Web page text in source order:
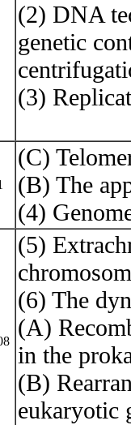
(2) DNA
genetic
(3)
(C)
(B) The
(4)
(5)
(6) The
(A)
in the
(B)
eukaryotic